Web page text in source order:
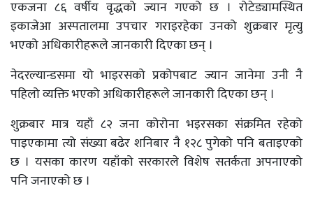
एकजना ८६ वर्षीय वृद्धको ज्यान गएको छ । रोटेड्यामस्थित
इकाजेआ अस्पतालमा उपचार गराइरहेका उनको शुक्रबार मृत्यु
भएको अधिकारीहरूले जानकारी दिएका छन् ।
नेदरल्यान्डसमा यो भाइरसको प्रकोपबाट ज्यान जानेमा उनी नै
पहिलो व्यक्ति भएको अधिकारीहरूले जानकारी दिएका छन् ।
शुक्रबार मात्र यहाँ ८२ जना कोरोना भइरसका संक्रमित रहेको
पाइएकामा त्यो संख्या बढेर शनिबार नै १२८ पुगेको पनि बताइएको
छ । यसका कारण यहाँको सरकारले विशेष सतर्कता अपनाएको
पनि जनाएको छ ।